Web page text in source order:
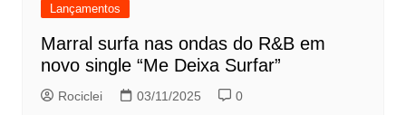
Lançamentos
Marral surfa nas ondas do R&B em
novo single “Me Deixa Surfar”
Rociclei 03/11/2025 0